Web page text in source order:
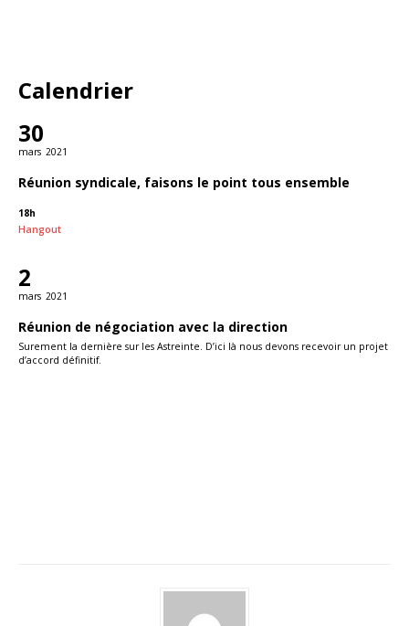
Calendrier
30
mars 2021
Réunion syndicale, faisons le point tous ensemble
18h
Hangout
2
mars 2021
Réunion de négociation avec la direction
Surement la dernière sur les Astreinte. D’ici là nous devons recevoir un projet
d’accord définitif.